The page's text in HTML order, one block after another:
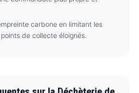
carbone en limitant les
de collecte éloignés.